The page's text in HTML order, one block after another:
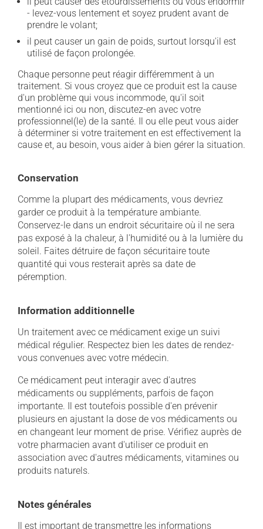
- levez-vous lentement et soyez prudent avant de
prendre le volant;
il peut causer un gain de poids, surtout lorsqu'il est
utilisé de façon prolongée.
Chaque personne peut réagir différemment à un
traitement. Si vous croyez que ce produit est la cause
d'un problème qui vous incommode, qu'il soit
mentionné ici ou non, discutez-en avec votre
professionnel(le) de la santé. Il ou elle peut vous aider
à déterminer si votre traitement en est effectivement la
cause et, au besoin, vous aider à bien gérer la situation.
Conservation
Comme la plupart des médicaments, vous devriez
garder ce produit à la température ambiante.
Conservez-le dans un endroit sécuritaire où il ne sera
pas exposé à la chaleur, à l'humidité ou à la lumière du
soleil. Faites détruire de façon sécuritaire toute
quantité qui vous resterait après sa date de
péremption.
Information additionnelle
Un traitement avec ce médicament exige un suivi
médical régulier. Respectez bien les dates de rendez-
vous convenues avec votre médecin.
Ce médicament peut interagir avec d'autres
médicaments ou suppléments, parfois de façon
importante. Il est toutefois possible d'en prévenir
plusieurs en ajustant la dose de vos médicaments ou
en changeant leur moment de prise. Vérifiez auprès de
votre pharmacien avant d'utiliser ce produit en
association avec d'autres médicaments, vitamines ou
produits naturels.
Notes générales
Il est important de transmettre les informations